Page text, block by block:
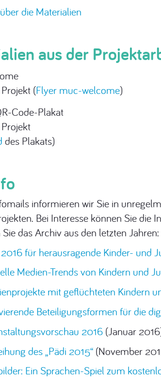
die Materialien
aus der
(Flyer muc-welcome)
Code-Plakat
des Plakats)
informieren wir Sie in
Bei Interesse können Sie die
das Archiv aus den letzten Jahren:
für herausragende Kinder- und
Medien-Trends von Kindern und
mit geflüchteten Kindern
Beteiligungsformen für die
2016 (Januar
des „Pädi 2015“ (November
Ein Sprachen-Spiel zum